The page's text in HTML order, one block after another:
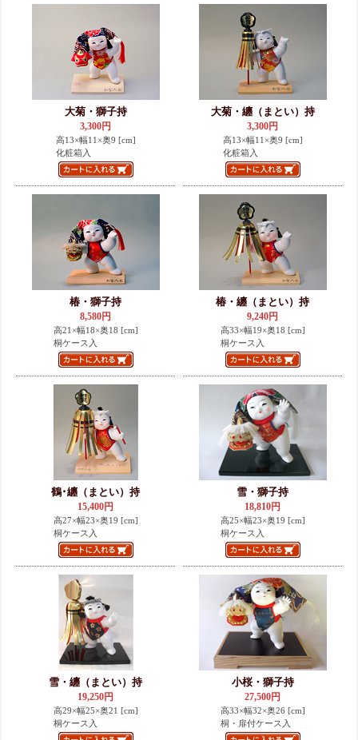
大菊・獅子持
3,300円
高13×幅11×奥9 [cm]
化粧箱入
大菊・纏（まとい）持
3,300円
高13×幅11×奥9 [cm]
化粧箱入
椿・獅子持
8,580円
高21×幅18×奥18 [cm]
桐ケース入
椿・纏（まとい）持
9,240円
高33×幅19×奥18 [cm]
桐ケース入
鶴･纏（まとい）持
15,400円
高27×幅23×奥19 [cm]
桐ケース入
雪・獅子持
18,810円
高25×幅23×奥19 [cm]
桐ケース入
雪・纏（まとい）持
19,250円
高29×幅25×奥21 [cm]
桐ケース入
小桜・獅子持
27,500円
高33×幅32×奥26 [cm]
桐・扉付ケース入